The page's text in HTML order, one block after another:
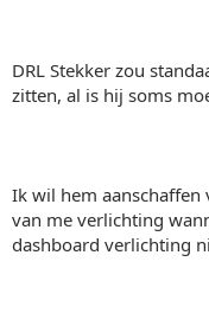
DRL Stekker zou
zitten, al is hij soms
Ik wil hem aanschaffen
van me verlichting
dashboard verlichting